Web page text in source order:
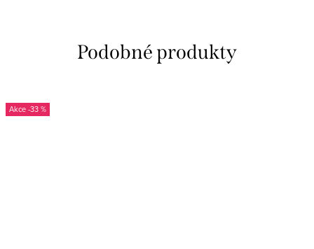
-33 %